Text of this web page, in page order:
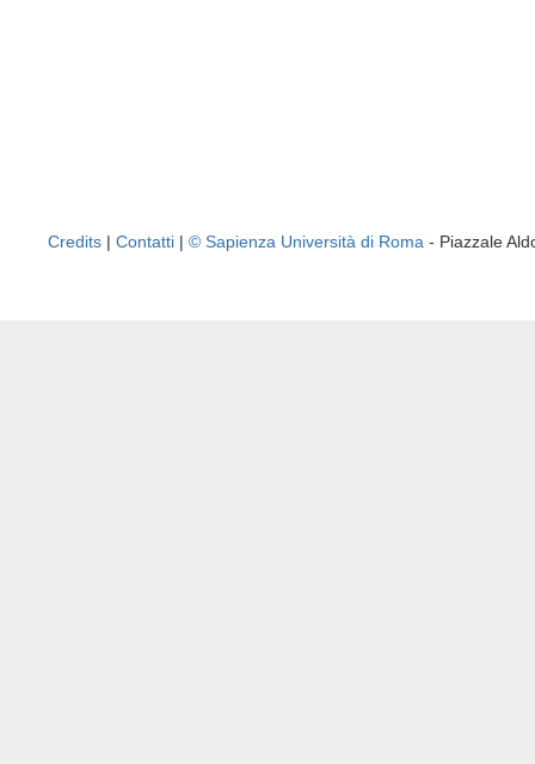
Credits | Contatti | © Sapienza Università di Roma - Piazzale